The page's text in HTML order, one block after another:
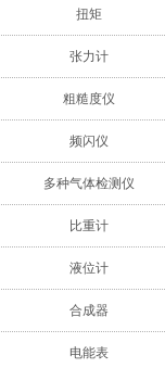
扭矩
张力计
粗糙度仪
频闪仪
多种气体检测仪
比重计
液位计
合成器
电能表